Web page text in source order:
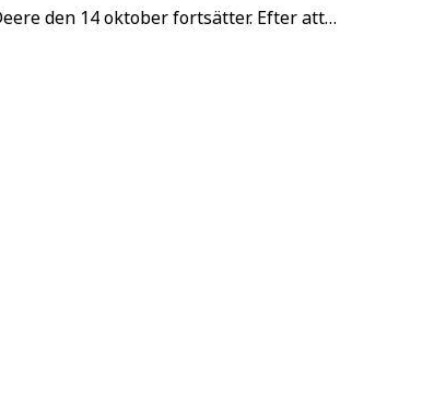
den 14 oktober fortsätter. Efter att…